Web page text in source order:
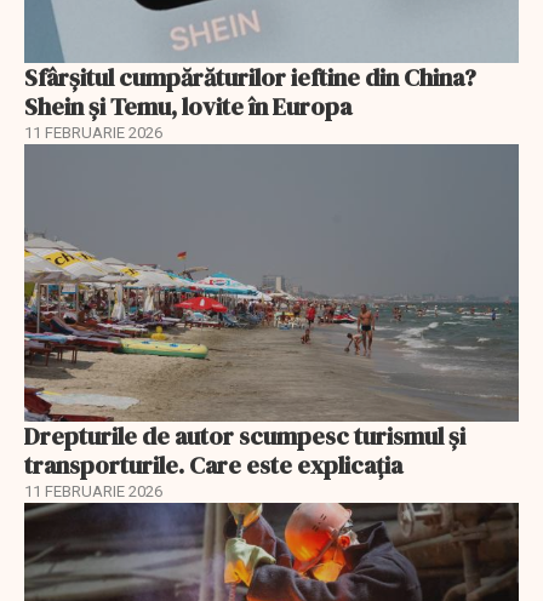
Sfârșitul cumpărăturilor ieftine din China?
Shein și Temu, lovite în Europa
11 FEBRUARIE 2026
Drepturile de autor scumpesc turismul și
transporturile. Care este explicația
11 FEBRUARIE 2026